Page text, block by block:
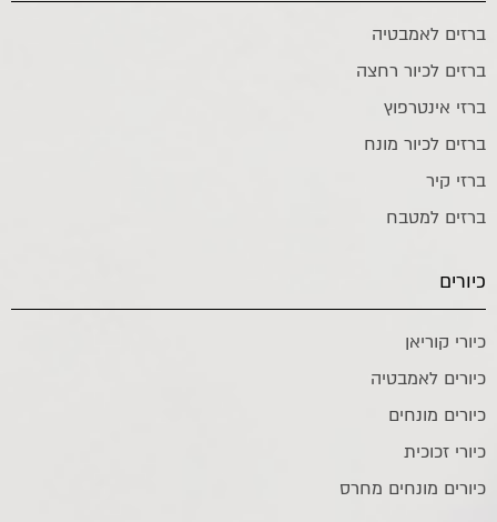
ברזים לאמבטיה
ברזים לכיור רחצה
ברזי אינטרפוץ
ברזים לכיור מונח
ברזי קיר
ברזים למטבח
כיורים
כיורי קוריאן
כיורים לאמבטיה
כיורים מונחים
כיורי זכוכית
כיורים מונחים מחרס